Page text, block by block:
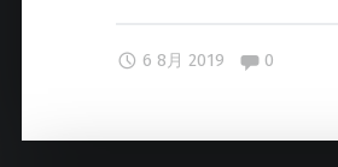
か
6 8月 2019 0